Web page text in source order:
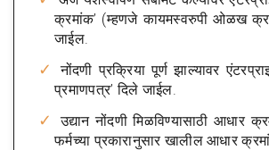
क्रमांक’ (म्हणजे कायमस्वरुपी ओळख
जाईल.
नोंदणी प्रक्रिया पूर्ण झाल्यावर
प्रमाणपत्र’ दिले जाईल.
उद्यान नोंदणी मिळविण्यासाठी आधार
फर्मच्या प्रकारानुसार खालील आधार